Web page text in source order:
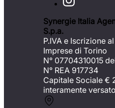
Synergie Italia
S.p.a.
P.IVA e Iscrizione
Imprese di Torino
N° 07704310015
N° REA 917734
Capitale Sociale €
interamente versato